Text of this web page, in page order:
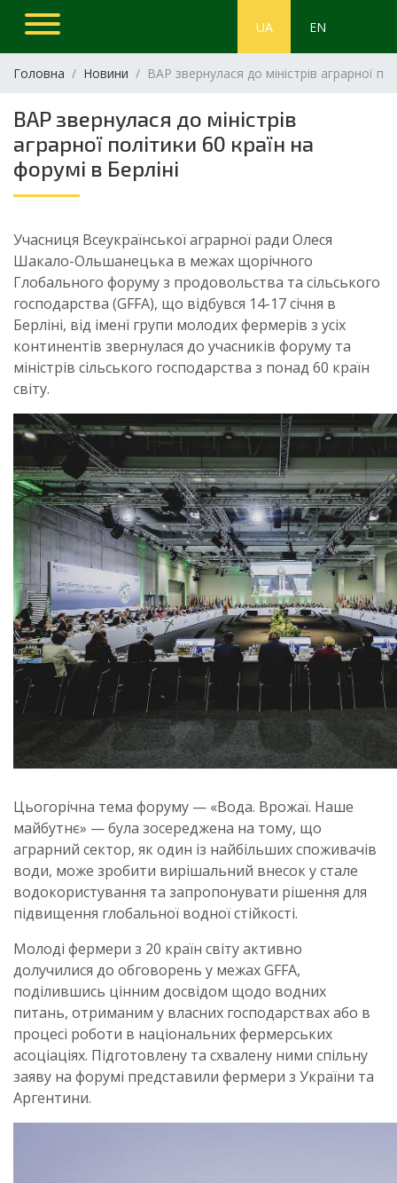
UA EN
Головна Новини ВАР звернулася до міністрів аграрної
ВАР звернулася до міністрів
аграрної політики 60 країн на
форумі в Берліні
Учасниця Всеукраїнської аграрної ради Олеся
Шакало-Ольшанецька в межах щорічного
Глобального форуму з продовольства та сільського
господарства (GFFA), що відбувся 14-17 січня в
Берліні, від імені групи молодих фермерів з усіх
континентів звернулася до учасників форуму та
міністрів сільського господарства з понад 60 країн
світу.
Цьогорічна тема форуму — «Вода. Врожаї. Наше
майбутнє» — була зосереджена на тому, що
аграрний сектор, як один із найбільших споживачів
води, може зробити вирішальний внесок у стале
водокористування та запропонувати рішення для
підвищення глобальної водної стійкості.
Молоді фермери з 20 країн світу активно
долучилися до обговорень у межах GFFA,
поділившись цінним досвідом щодо водних
питань, отриманим у власних господарствах або в
процесі роботи в національних фермерських
асоціаціях. Підготовлену та схвалену ними спільну
заяву на форумі представили фермери з України та
Аргентини.